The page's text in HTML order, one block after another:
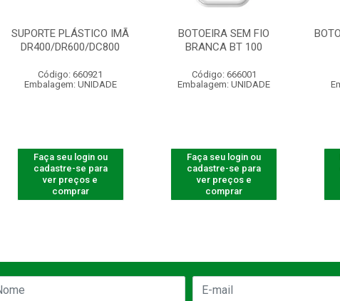
SUPORTE PLÁSTICO IMÃ
DR400/DR600/DC800
Código: 660921
Embalagem: UNIDADE
Faça seu login ou
cadastre-se para
ver preços e
comprar
BOTOEIRA SEM FIO
BRANCA BT 100
Código: 666001
Embalagem: UNIDADE
Faça seu login ou
cadastre-se para
ver preços e
comprar